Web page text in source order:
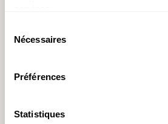
Nécessaires
Préférences
Statistiques